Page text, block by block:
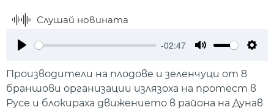
Слушай новината
-02:47
Производители на плодове и зеленчуци от 8
браншови организации излязоха на протест в
Русе и блокираха движението в района на Дунав